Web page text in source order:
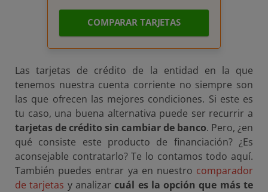
COMPARAR TARJETAS
Las tarjetas de crédito de la entidad en la que
tenemos nuestra cuenta corriente no siempre son
las que ofrecen las mejores condiciones. Si este es
tu caso, una buena alternativa puede ser recurrir a
tarjetas de crédito sin cambiar de banco. Pero, ¿en
qué consiste este producto de financiación? ¿Es
aconsejable contratarlo? Te lo contamos todo aquí.
También puedes entrar ya en nuestro comparador
de tarjetas y analizarcuál es la opción que más te